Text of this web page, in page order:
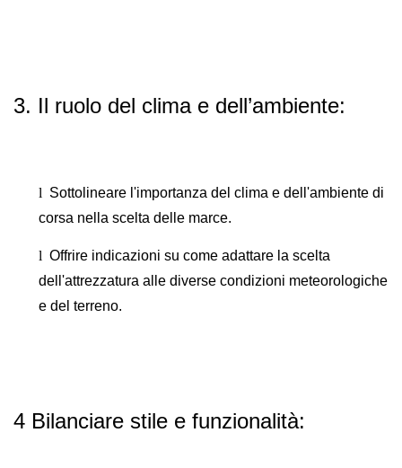
3. Il ruolo del clima e dell’ambiente:
l Sottolineare l'importanza del clima e dell'ambiente di
corsa nella scelta delle marce.
l Offrire indicazioni su come adattare la scelta
dell'attrezzatura alle diverse condizioni meteorologiche
e del terreno.
4 Bilanciare stile e funzionalità: